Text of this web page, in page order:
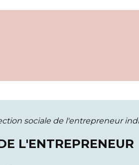
sociale de l'entrepreneur
L'ENTREPRENEUR